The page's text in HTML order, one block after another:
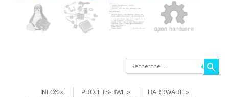
Recherche
INFOS
PROJETS-HWL
HARDWARE